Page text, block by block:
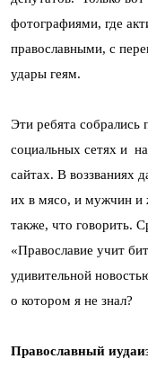
фотографиями, где
православными, с
удары геям.
Эти ребята
социальных сетях и
сайтах. В воззваниях
их в мясо, и мужчин и
также, что говорить.
«Православие учит
удивительной
о котором я не знал?
Православный